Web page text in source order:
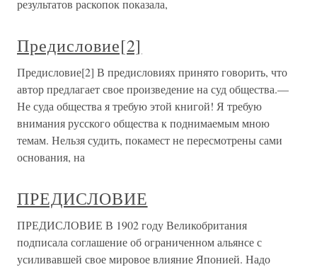
результатов раскопок показала,
Предисловие[2]
Предисловие[2] В предисловиях принято говорить, что
автор предлагает свое произведение на суд общества.—
Не суда общества я требую этой книгой! Я требую
внимания русского общества к поднимаемым мною
темам. Нельзя судить, покамест не пересмотрены сами
основания, на
ПРЕДИСЛОВИЕ
ПРЕДИСЛОВИЕ В 1902 году Великобритания
подписала соглашение об ограниченном альянсе с
усиливавшей свое мировое влияние Японией. Надо